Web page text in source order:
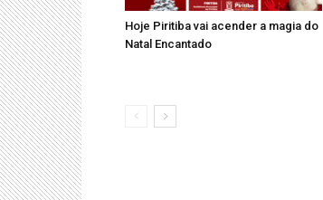
Hoje Piritiba vai acender a magia do
Natal Encantado